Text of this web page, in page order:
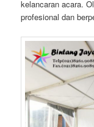
kelancaran acara.
profesional dan